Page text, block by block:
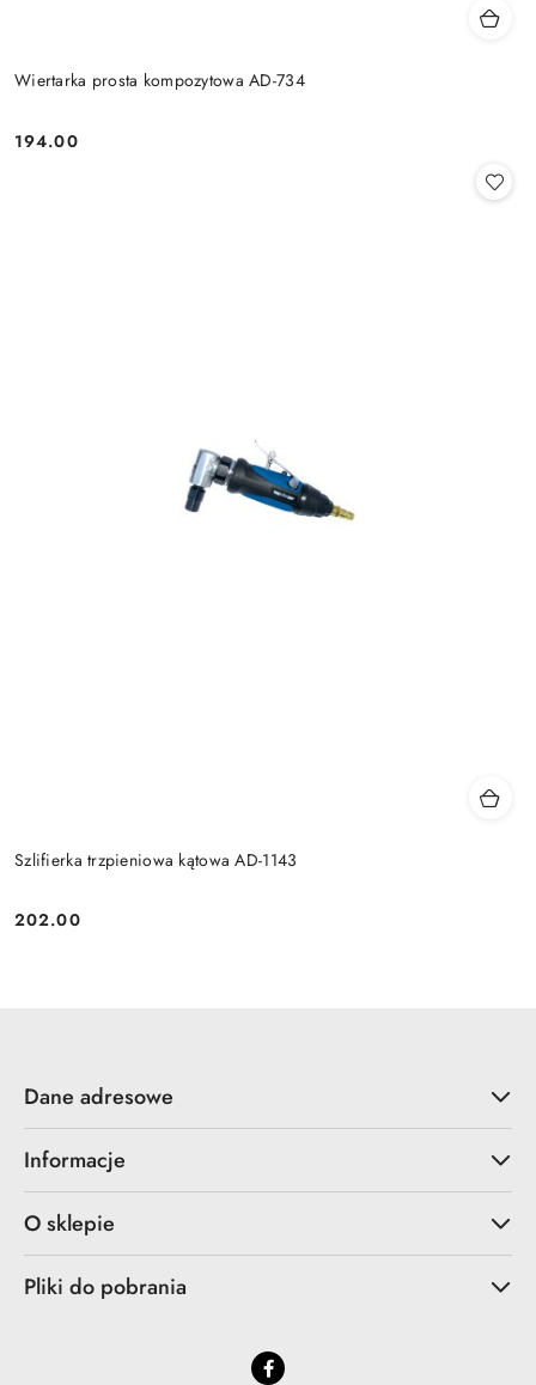
Wiertarka prosta kompozytowa AD-734
Cena:
194.00
Szlifierka trzpieniowa kątowa AD-1143
Cena:
202.00
Dane adresowe
Informacje
O sklepie
Pliki do pobrania